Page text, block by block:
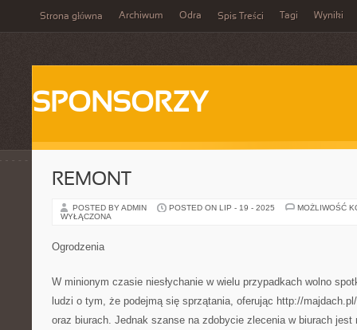
Strona główna Archiwum Odra Spis Treści Tagi Wyniki
SPONSORZY
REMONT
POSTED BY ADMIN POSTED ON LIP - 19 - 2025
MOŻLIWOŚĆ
WYŁĄCZONA
Ogrodzenia
W minionym czasie niesłychanie w wielu przypadkach wolno
ludzi o tym, że podejmą się sprzątania, oferując http://
oraz biurach. Jednak szanse na zdobycie zlecenia w biurach jest